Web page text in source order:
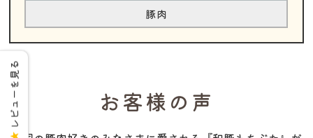
豚肉
お客様の声
★
レビューを見る